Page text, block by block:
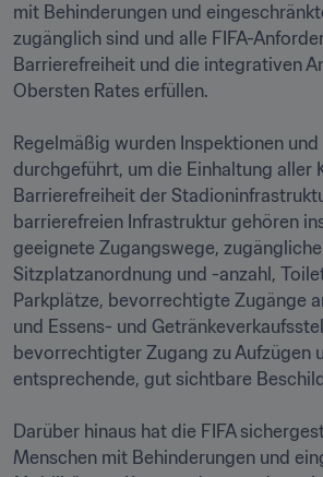
mit Behinderungen und
zugänglich sind und alle FIFA-
Barrierefreiheit und die integrativen
Obersten Rates erfüllen.
Regelmäßig wurden Inspektionen
durchgeführt, um die Einhaltung aller
Barrierefreiheit der
barrierefreien Infrastruktur gehören
geeignete Zugangswege,
Sitzplatzanordnung und -anzahl,
Parkplätze, bevorrechtigte Zugänge
und Essens- und
bevorrechtigter Zugang zu Aufzügen
entsprechende, gut sichtbare
Darüber hinaus hat die FIFA
Menschen mit Behinderungen und